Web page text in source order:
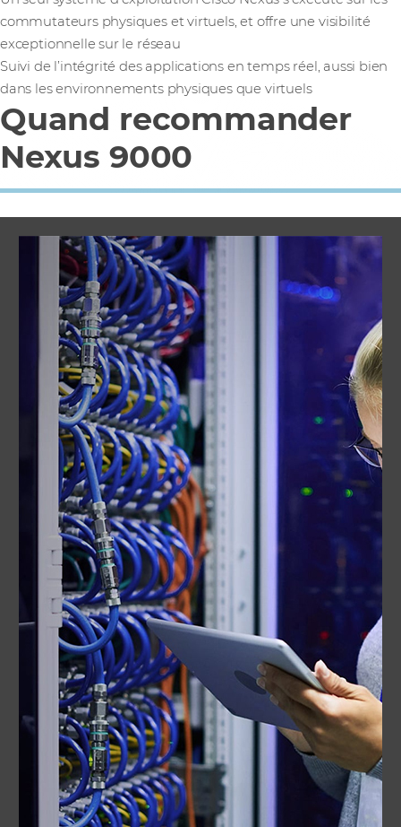
commutateurs physiques et virtuels, et offre une visibilité
exceptionnelle sur le réseau
Suivi de l’intégrité des applications en temps réel, aussi bien
dans les environnements physiques que virtuels
Quand recommander
Nexus 9000